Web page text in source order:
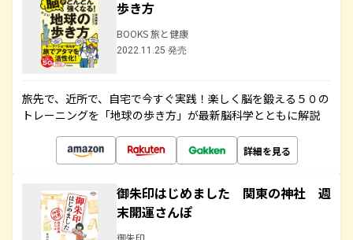
歩き方
BOOKS 旅と健康
2022.11.25 発売
旅先で、近所で、自宅で今すぐ実践！楽しく脳を鍛える５０の
トレーニングを「地球の歩き方」が最新脳科学とともに解説
詳細を見る
御朱印はじめました 関東の神社 週
末開運さんぽ
御朱印